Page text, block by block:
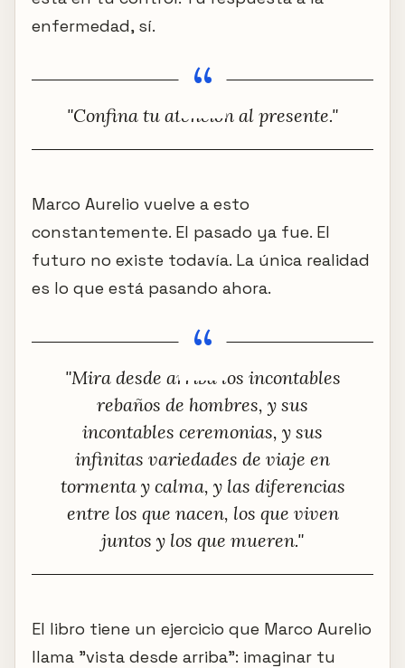
enfermedad, sí.
"Confina tu atención al presente."
Marco Aurelio vuelve a esto
constantemente. El pasado ya fue. El
futuro no existe todavía. La única realidad
es lo que está pasando ahora.
"Mira desde arriba los incontables
rebaños de hombres, y sus
incontables ceremonias, y sus
infinitas variedades de viaje en
tormenta y calma, y las diferencias
entre los que nacen, los que viven
juntos y los que mueren."
El libro tiene un ejercicio que Marco Aurelio
llama "vista desde arriba": imaginar tu